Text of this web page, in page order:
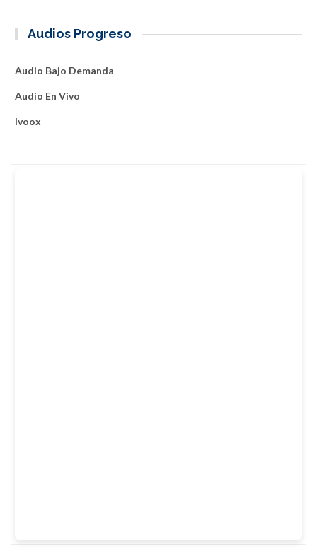
Audios Progreso
Audio Bajo Demanda
Audio En Vivo
Ivoox